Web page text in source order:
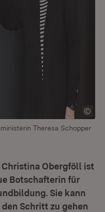
Theresa Schopper
Obergföll ist
Botschafterin für
Sie kann
Schritt zu gehen